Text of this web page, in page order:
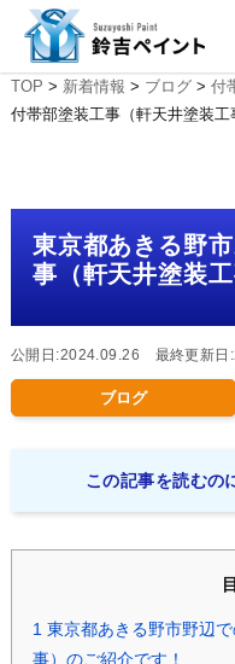
TOP > 新着情報 > ブログ> 付
付帯部塗装工事（軒天井塗装工
東京都あきる野
事（軒天井塗装工
公開日:2024.09.26 最終更新日
ブログ
この記事を読むの
1東京都あきる野市野辺
事）のご紹介です！